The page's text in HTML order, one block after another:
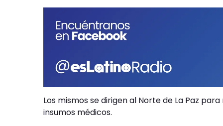
Los mismos se dirigen al Norte de La Paz
insumos médicos.